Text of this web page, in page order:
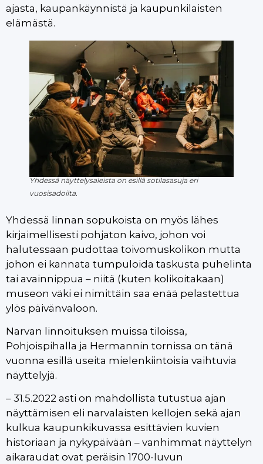
ajasta, kaupankäynnistä ja kaupunkilaisten
elämästä.
Yhdessä näyttelysaleista on esillä sotilasasuja eri
vuosisadoilta.
Yhdessä linnan sopukoista on myös lähes
kirjaimellisesti pohjaton kaivo, johon voi
halutessaan pudottaa toivomuskolikon mutta
johon ei kannata tumpuloida taskusta puhelinta
tai avainnippua – niitä (kuten kolikoitakaan)
museon väki ei nimittäin saa enää pelastettua
ylös päivänvaloon.
Narvan linnoituksen muissa tiloissa,
Pohjoispihalla ja Hermannin tornissa on tänä
vuonna esillä useita mielenkiintoisia vaihtuvia
näyttelyjä.
– 31.5.2022 asti on mahdollista tutustua ajan
näyttämisen eli narvalaisten kellojen sekä ajan
kulkua kaupunkikuvassa esittävien kuvien
historiaan ja nykypäivään – vanhimmat näyttelyn
aikaraudat ovat peräisin 1700-luvun